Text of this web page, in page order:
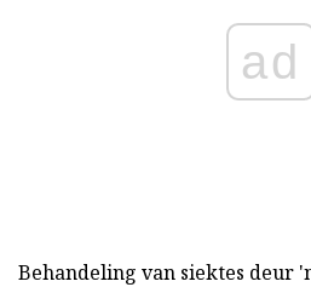
ad
Behandeling van siektes deur